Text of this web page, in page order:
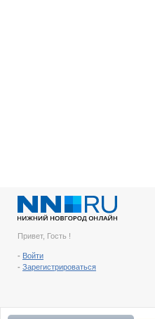
Привет, Гость !
- Войти
- Зарегистрироваться